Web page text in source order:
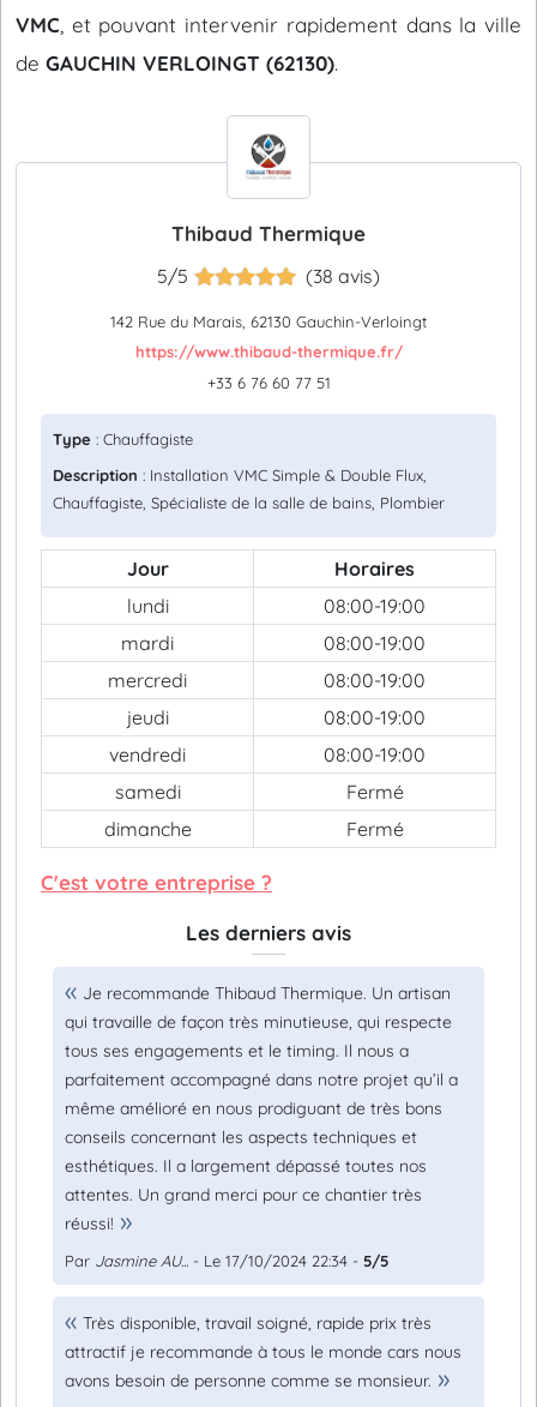
VMC , et pouvant intervenir rapidement dans la ville
de GAUCHIN VERLOINGT (62130).
Thibaud Thermique
5/5 (38 avis)
142 Rue du Marais, 62130 Gauchin-Verloingt
https://www.thibaud-thermique.fr/
+33 6 76 60 77 51
Type : Chauffagiste
Description : Installation VMC Simple & Double Flux,
Chauffagiste, Spécialiste de la salle de bains, Plombier
Jour
Horaires
lundi
08:00-19:00
mardi
08:00-19:00
mercredi
08:00-19:00
jeudi
08:00-19:00
vendredi
08:00-19:00
samedi
Fermé
dimanche
Fermé
C'est votre entreprise ?
Les derniers avis
Je recommande Thibaud Thermique. Un artisan
qui travaille de façon très minutieuse, qui respecte
tous ses engagements et le timing. Il nous a
parfaitement accompagné dans notre projet qu’il a
même amélioré en nous prodiguant de très bons
conseils concernant les aspects techniques et
esthétiques. Il a largement dépassé toutes nos
attentes. Un grand merci pour ce chantier très
réussi!
Par Jasmine AU... - Le 17/10/2024 22:34 - 5/5
Très disponible, travail soigné, rapide prix très
attractif je recommande à tous le monde cars nous
avons besoin de personne comme se monsieur.